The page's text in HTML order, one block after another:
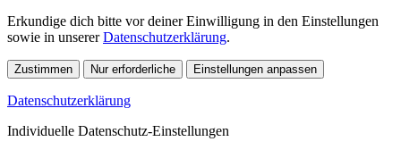
Erkundige dich bitte vor deiner Einwilligung in den Einstellungen
sowie in unsererDatenschutzerklärung.
Zustimmen Nur erforderliche Einstellungen anpassen
Datenschutzerklärung
Individuelle Datenschutz-Einstellungen